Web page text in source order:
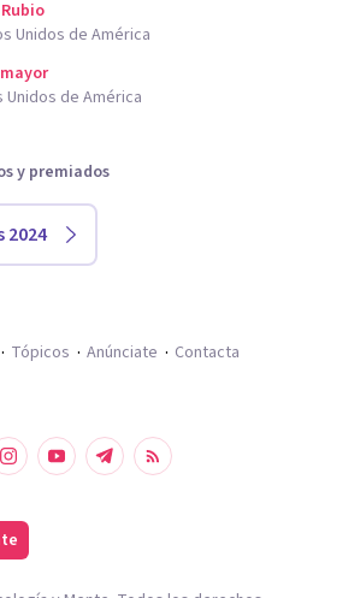
Unidos de América
Unidos de América
y premiados
2024
Tópicos Anúnciate Contacta